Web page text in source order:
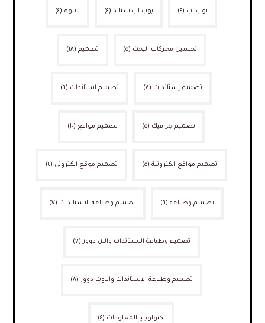
بوب اب (٤) بوب اب ستاند (٤) تابلوه (٤)
تحسين محركات البحث (٥) تصميم (١٨)
تصميم إستاندات (٨) تصميم استاندات (٦)
تصميم جرافيك (٥) تصميم مواقع (١٠)
تصميم مواقع الكترونية (٥) تصميم موقع الكتروني (٤)
تصميم وطباعة (٦) تصميم وطباعة الاستاندات (٧)
تصميم وطباعة الاستاندات والان دوور (٧)
تصميم وطباعة الاستاندات والاوت دوور (٨)
تكنولوجيا المعلومات (٤)